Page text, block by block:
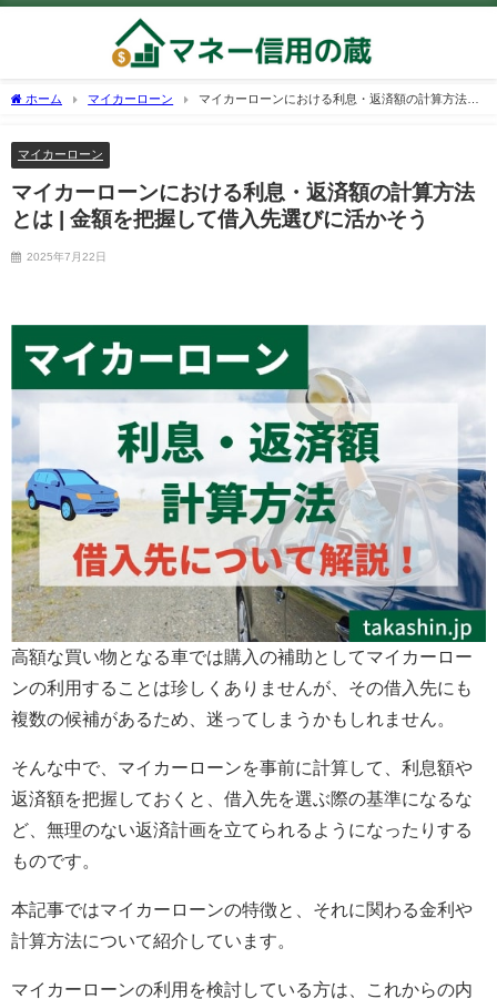
ホーム マイカーローン
マイカーローンにおける利息・返済額の計算方法と
マイカーローン
マイカーローンにおける利息・返済額の計算方法
とは | 金額を把握して借入先選びに活かそう
2025年7月22日
高額な買い物となる車では購入の補助としてマイカーロー
ンの利用することは珍しくありませんが、その借入先にも
複数の候補があるため、迷ってしまうかもしれません。
そんな中で、マイカーローンを事前に計算して、利息額や
返済額を把握しておくと、借入先を選ぶ際の基準になるな
ど、無理のない返済計画を立てられるようになったりする
ものです。
本記事ではマイカーローンの特徴と、それに関わる金利や
計算方法について紹介しています。
マイカーローンの利用を検討している方は、これからの内